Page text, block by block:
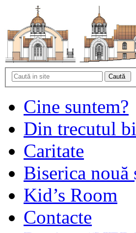
Cine suntem?
Din trecutul
Caritate
Biserica
Kid’s Room
Contacte